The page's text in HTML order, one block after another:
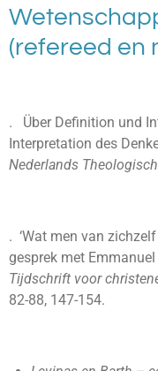
(refereed en
. Über Definition und
Interpretation des
Nederlands
. ‘Wat men van
gesprek met
Tijdschrift voor
82-88, 147-154.